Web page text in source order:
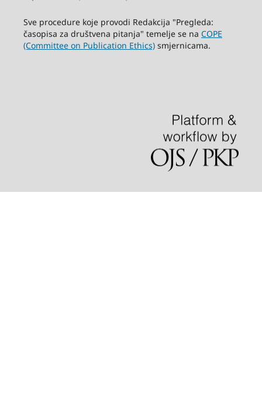
Sve procedure koje provodi Redakcija "Pregleda:
časopisa za društvena pitanja" temelje se na COPE
(Committee on Publication Ethics)smjernicama.